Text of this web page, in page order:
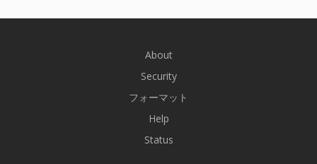
About
Security
フォーマット
Help
Status